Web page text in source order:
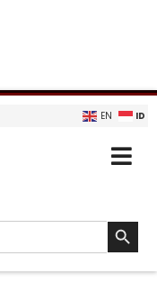
EN ID
SEARCH